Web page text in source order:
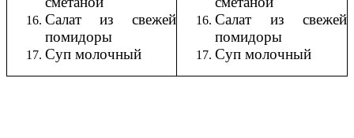
Салат из свежей
помидоры
Суп молочный
Салат из свежей
помидоры
Суп молочный